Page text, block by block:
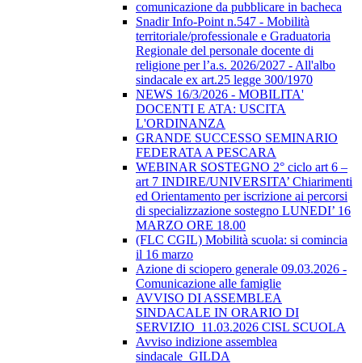
comunicazione da pubblicare in bacheca
Snadir Info-Point n.547 - Mobilità
territoriale/professionale e Graduatoria
Regionale del personale docente di
religione per l’a.s. 2026/2027 - All'albo
sindacale ex art.25 legge 300/1970
NEWS 16/3/2026 - MOBILITA'
DOCENTI E ATA: USCITA
L'ORDINANZA
GRANDE SUCCESSO SEMINARIO
FEDERATA A PESCARA
WEBINAR SOSTEGNO 2° ciclo art 6 –
art 7 INDIRE/UNIVERSITA’ Chiarimenti
ed Orientamento per iscrizione ai percorsi
di specializzazione sostegno LUNEDI’ 16
MARZO ORE 18.00
(FLC CGIL) Mobilità scuola: si comincia
il 16 marzo
Azione di sciopero generale 09.03.2026 -
Comunicazione alle famiglie
AVVISO DI ASSEMBLEA
SINDACALE IN ORARIO DI
SERVIZIO_11.03.2026 CISL SCUOLA
Avviso indizione assemblea
sindacale_GILDA